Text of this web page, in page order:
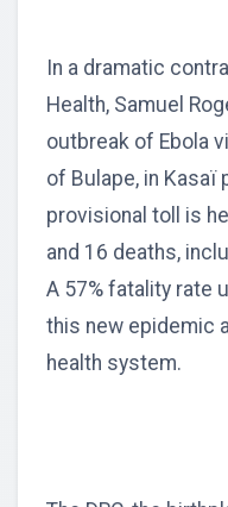
In a dramatic
Health, Samuel
outbreak of Ebola
of Bulape, in Kasaï
provisional toll is
and 16 deaths,
A 57% fatality rate
this new epidemic
health system.